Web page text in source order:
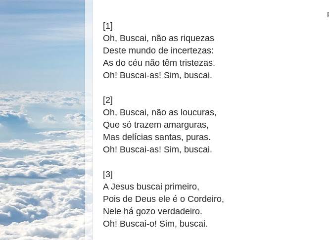
[1]
Oh, Buscai, não as riquezas
Deste mundo de incertezas:
As do céu não têm tristezas.
Oh! Buscai-as! Sim, buscai.
[2]
Oh, Buscai, não as loucuras,
Que só trazem amarguras,
Mas delícias santas, puras.
Oh! Buscai-as! Sim, buscai.
[3]
A Jesus buscai primeiro,
Pois de Deus ele é o Cordeiro,
Nele há gozo verdadeiro.
Oh! Buscai-o! Sim, buscai.